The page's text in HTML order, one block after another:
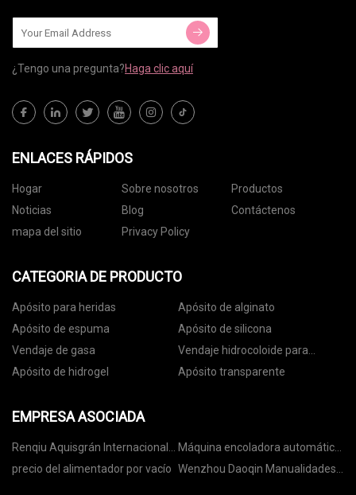
¿Tengo una pregunta?Haga clic aquí
ENLACES RÁPIDOS
Hogar Sobre nosotros
Productos
Noticias
Blog
Contáctenos
mapa del sitio
Privacy Policy
CATEGORIA DE PRODUCTO
Apósito para heridas
Apósito de alginato
Apósito de espuma
Apósito de silicona
Vendaje de gasa
Vendaje hidrocoloide para
heridas
Apósito de hidrogel Apósito transparente
EMPRESA ASOCIADA
Renqiu Aquisgrán Internacional
Co., Limitado
Máquina encoladora automática
de carpetas de China
precio del alimentador por vacío Wenzhou Daoqin Manualidades